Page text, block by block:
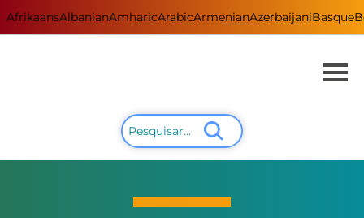
AfrikaansAlbanianAmharicArabicArmenianAzerbaijaniBasque